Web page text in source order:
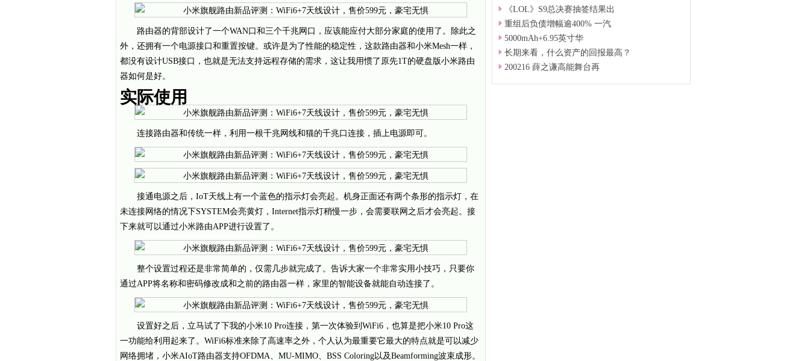
路由器的背部设计了一个WAN口和三个千兆网口，应该能应付大部分家庭的使用了。除此之
外，还拥有一个电源接口和重置按键。或许是为了性能的稳定性，这款路由器和小米Mesh一样，
都没有设计USB接口，也就是无法支持远程存储的需求，这让我用惯了原先1T的硬盘版小米路由
器如何是好。
实际使用
连接路由器和传统一样，利用一根千兆网线和猫的千兆口连接，插上电源即可。
接通电源之后，IoT天线上有一个蓝色的指示灯会亮起。机身正面还有两个条形的指示灯，在
未连接网络的情况下SYSTEM会亮黄灯，Internet指示灯稍慢一步，会需要联网之后才会亮起。接
下来就可以通过小米路由APP进行设置了。
整个设置过程还是非常简单的，仅需几步就完成了。告诉大家一个非常实用小技巧，只要你
通过APP将名称和密码修改成和之前的路由器一样，家里的智能设备就能自动连接了。
设置好之后，立马试了下我的小米10 Pro连接，第一次体验到WiFi6，也算是把小米10 Pro这
一功能给利用起来了。WiFi6标准来除了高速率之外，个人认为最重要它最大的特点就是可以减少
网络拥堵，小米AIoT路由器支持OFDMA、MU-MIMO、BSS Coloring以及Beamforming波束成形。
《LOL》S9总决赛抽签结果出
重组后负债增幅逾400% 一汽
5000mAh+6.95英寸华
长期来看，什么资产的回报最高？
200216 薛之谦高能舞台再